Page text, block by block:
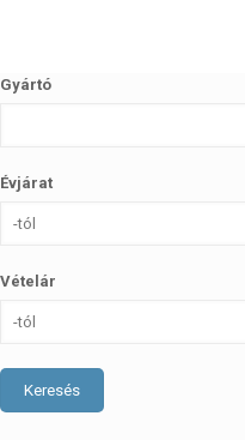
Gyártó
Évjárat
Vételár
Keresés